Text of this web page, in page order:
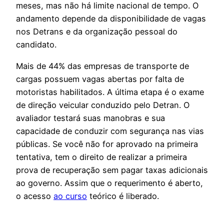
meses, mas não há limite nacional de tempo. O
andamento depende da disponibilidade de vagas
nos Detrans e da organização pessoal do
candidato.
Mais de 44% das empresas de transporte de
cargas possuem vagas abertas por falta de
motoristas habilitados. A última etapa é o exame
de direção veicular conduzido pelo Detran. O
avaliador testará suas manobras e sua
capacidade de conduzir com segurança nas vias
públicas. Se você não for aprovado na primeira
tentativa, tem o direito de realizar a primeira
prova de recuperação sem pagar taxas adicionais
ao governo. Assim que o requerimento é aberto,
o acesso ao curso teórico é liberado.